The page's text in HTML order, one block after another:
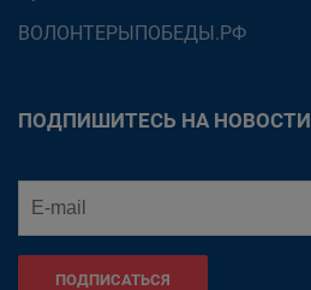
ВОЛОНТЕРЫПОБЕДЫ.РФ
ПОДПИШИТЕСЬ НА НОВОСТИ
ПОДПИСАТЬСЯ